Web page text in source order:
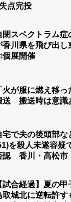
点完投
閉スペクトラム症
香川県を飛び出
個展開催
火が服に燃え移
送 搬送時は意識
宅で夫の後頭部
を殺人未遂容
認 香川・高松市
試合経過】夏の
取城北に逆転許